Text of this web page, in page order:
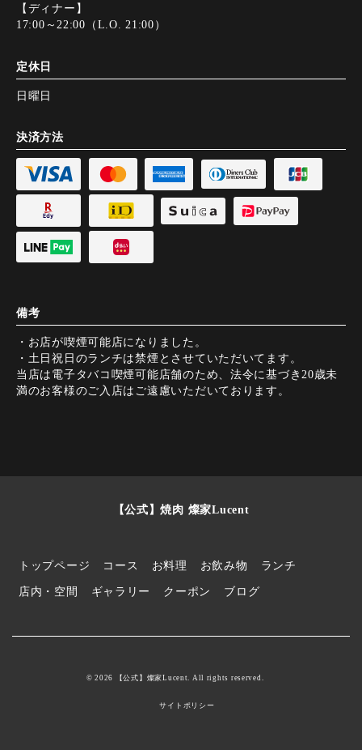
【ディナー】
17:00～22:00（L.O. 21:00）
定休日
日曜日
決済方法
備考
・お店が喫煙可能店になりました。
・土日祝日のランチは禁煙とさせていただいてます。
当店は電子タバコ喫煙可能店舗のため、法令に基づき20歳未
満のお客様のご入店はご遠慮いただいております。
【公式】焼肉 燦家Lucent
トップページ コース お料理 お飲み物 ランチ
店内・空間 ギャラリー クーポン ブログ
© 2026 【公式】燦家Lucent. All rights reserved.
サイトポリシー